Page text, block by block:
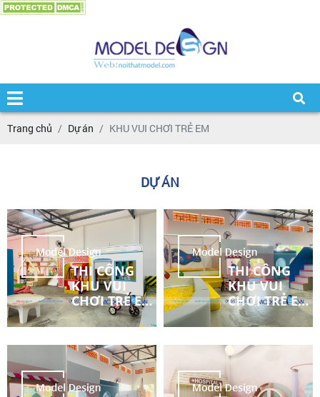
Trang chủ Dự án KHU VUI CHƠI TRẺ EM
DỰ ÁN
THI CÔNG
KHU VUI
CHƠI TRẺ EM
120M2 BÌNH
DƯƠNG P3
THI CÔNG
KHU VUI
CHƠI TRẺ EM
120M2 BÌNH
DƯƠNG P2